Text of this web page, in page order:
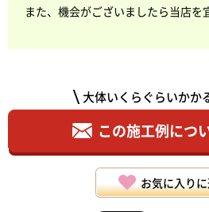
また、機会がございましたら当店を
大体いくらぐらいかか
この施工例につ
お気に入り